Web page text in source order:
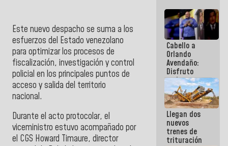
Este nuevo despacho se suma a los
esfuerzos del Estado venezolano
para optimizar los procesos de
fiscalización, investigación y control
policial en los principales puntos de
acceso y salida del territorio
nacional.
Durante el acto protocolar, el
viceministro estuvo acompañado por
el CGS Howard Timaure, director
Cabello a
Orlando
Avendaño:
Disfruto
cada vez
que escribes
porque lo
que haces
es
embarrarla
Llegan dos
nuevos
trenes de
trituración